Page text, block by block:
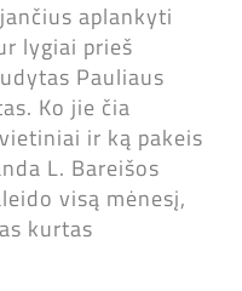
aplankyti
lygiai prieš
Pauliaus
Ko jie čia
ir ką pakeis
L. Bareišos
visą mėnesį,
kurtas